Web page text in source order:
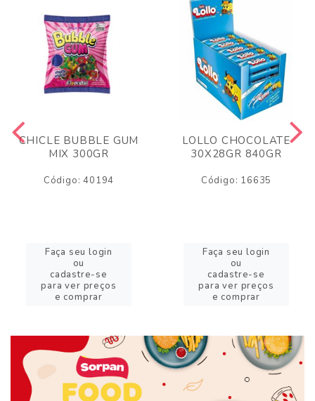
CHICLE BUBBLE GUM
MIX 300GR
Código: 40194
Faça seu login
ou
cadastre-se
para ver preços
e comprar
LOLLO CHOCOLATE
30X28GR 840GR
Código: 16635
Faça seu login
ou
cadastre-se
para ver preços
e comprar